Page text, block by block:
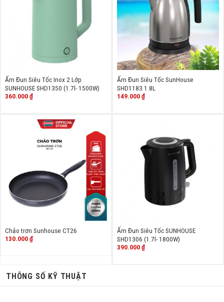
Ấm Đun Siêu Tốc Inox 2 Lớp
SUNHOUSE SHD1350 (1.7l- 1500W)
360.000₫
Ấm Đun Siêu Tốc SunHouse
SHD1183 1.8L
149.000₫
Chảo trơn Sunhouse CT26
130.000₫
Ấm Đun Siêu Tốc SUNHOUSE
SHD1306 (1.7l- 1800W)
390.000₫
THÔNG SỐ KỸ THUẬT